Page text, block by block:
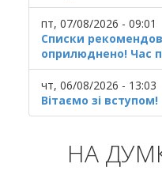
пт, 07/08/2026 - 09:01
Списки
оприлюднено! Час
чт, 06/08/2026 - 13:03
Вітаємо зі вступом!
НА